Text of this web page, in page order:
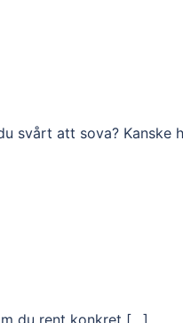
svårt att sova? Kanske
du rent konkret […]